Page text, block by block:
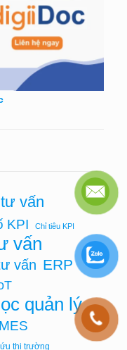
vấn
KPI Chỉ tiêu KPI
vấn
vấn ERP
quản lý
MES
thị trường